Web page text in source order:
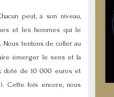
peut, à son niveau,
et les hommes qui le
tentons de coller au
émerger le sens et la
doté de 10 000 euros et
Cette fois encore, nous